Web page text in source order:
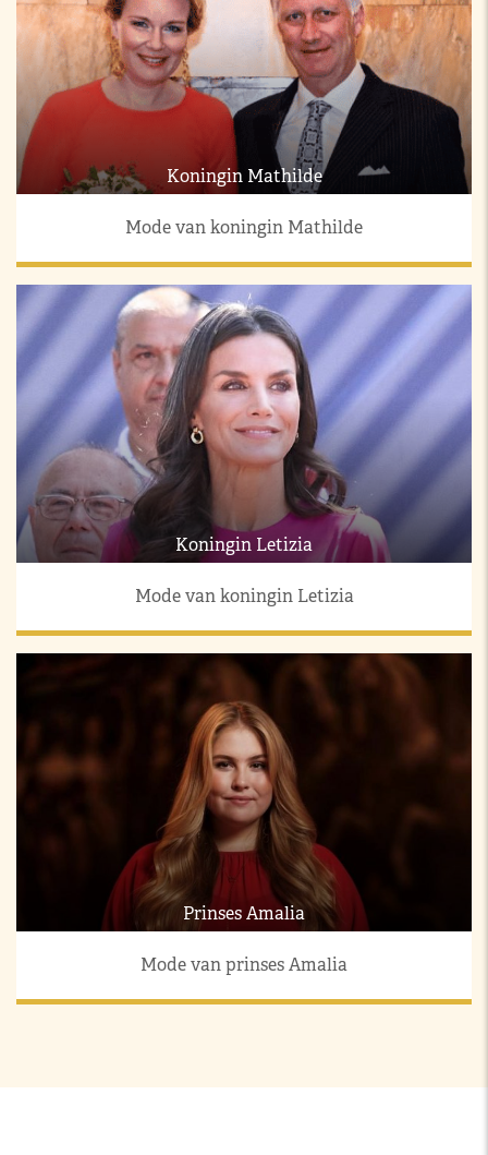
Koningin Mathilde
Mode van koningin Mathilde
Koningin Letizia
Mode van koningin Letizia
Prinses Amalia
Mode van prinses Amalia